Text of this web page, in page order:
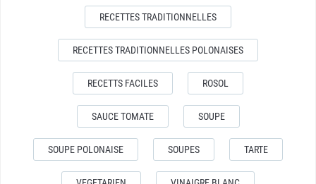
RECETTES TRADITIONNELLES
RECETTES TRADITIONNELLES POLONAISES
RECETTS FACILES ROSOL
SAUCE TOMATE SOUPE
SOUPE POLONAISE SOUPES TARTE